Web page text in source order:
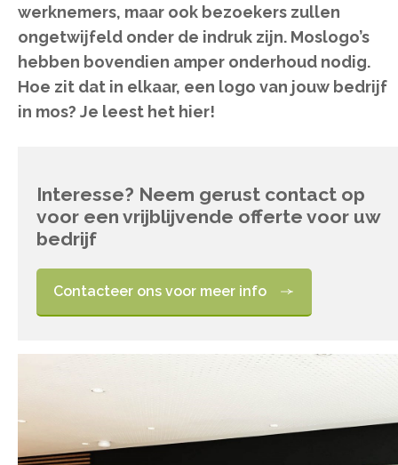
werknemers, maar ook bezoekers zullen
ongetwijfeld onder de indruk zijn. Moslogo’s
hebben bovendien amper onderhoud nodig.
Hoe zit dat in elkaar, een logo van jouw bedrijf
in mos? Je leest het hier!
Interesse? Neem gerust contact op
voor een vrijblijvende offerte voor uw
bedrijf
Contacteer ons voor meer info